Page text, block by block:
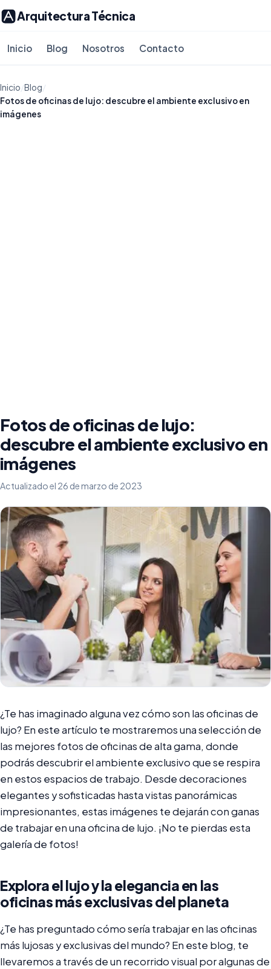
Arquitectura Técnica
Inicio Blog Nosotros Contacto
Inicio/Blog/
Fotos de oficinas de lujo: descubre el ambiente exclusivo en
imágenes
Fotos de oficinas de lujo:
descubre el ambiente exclusivo en
imágenes
Actualizado el 26 de marzo de 2023
¿Te has imaginado alguna vez cómo son las oficinas de
lujo? En este artículo te mostraremos una selección de
las mejores fotos de oficinas de alta gama, donde
podrás descubrir el ambiente exclusivo que se respira
en estos espacios de trabajo. Desde decoraciones
elegantes y sofisticadas hasta vistas panorámicas
impresionantes, estas imágenes te dejarán con ganas
de trabajar en una oficina de lujo. ¡No te pierdas esta
galería de fotos!
Explora el lujo y la elegancia en las
oficinas más exclusivas del planeta
¿Te has preguntado cómo sería trabajar en las oficinas
más lujosas y exclusivas del mundo? En este blog, te
llevaremos a través de un recorrido visual por algunas de